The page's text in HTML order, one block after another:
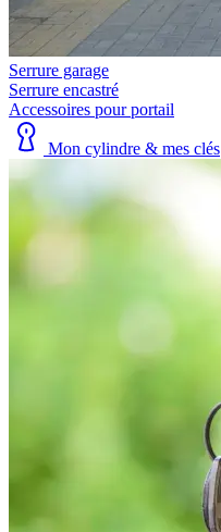
Serrure garage
Serrure encastré
Accessoires pour portail
Mon cylindre & mes clés